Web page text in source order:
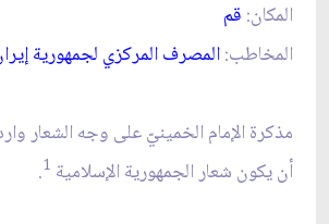
المكان: قم‏
المخاطب:المصرف المركزي لجمهورية
مذكرة الإمام الخمينيّ على وجه الشعار
أن يكون شعار الجمهورية الإسلامية 1
.